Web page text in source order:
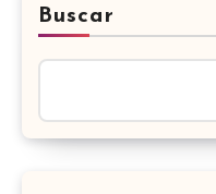
Buscar